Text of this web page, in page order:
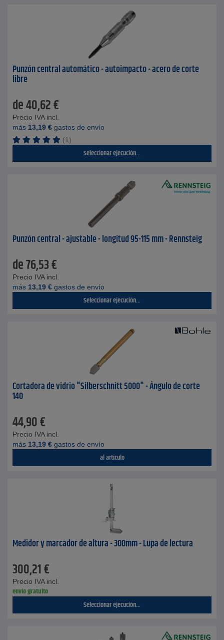
Punzón central automático - autoimpacto - acero de corte
libre
de40,62€
Precio IVA incl.
más 13,19 € gastos de envío
(1)
Seleccionar ejecución...
Punzón central - ajustable - longitud 95-115 mm - Rennsteig
de76,53€
Precio IVA incl.
más 13,19 € gastos de envío
Seleccionar ejecución...
Cortadora de vidrio "Silberschnitt 5000" - Ángulo de corte
140
44,90€
Precio IVA incl.
más 13,19 € gastos de envío
al artículo
Medidor y marcador de altura - 300mm - Lupa de lectura
300,21€
Precio IVA incl.
envío gratuito
Seleccionar ejecución...